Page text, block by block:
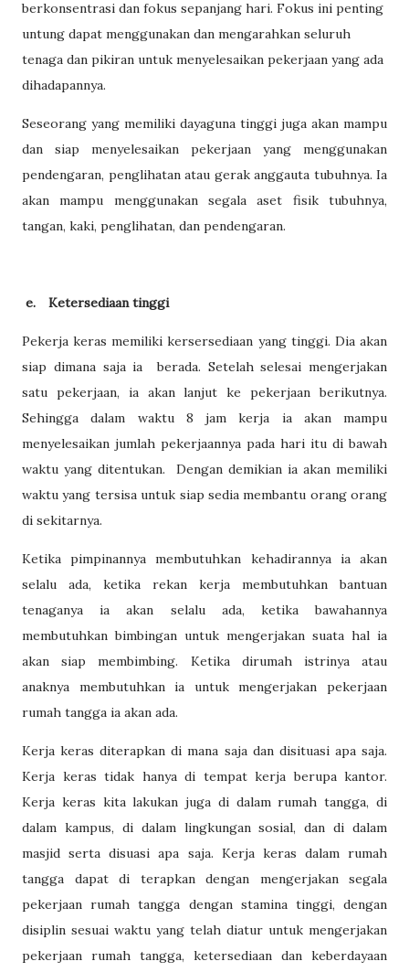
berkonsentrasi dan fokus sepanjang hari. Fokus ini penting
untung dapat menggunakan dan mengarahkan seluruh
tenaga dan pikiran untuk menyelesaikan pekerjaan yang ada
dihadapannya.
Seseorang yang memiliki dayaguna tinggi juga akan mampu
dan siap menyelesaikan pekerjaan yang menggunakan
pendengaran, penglihatan atau gerak anggauta tubuhnya. Ia
akan mampu menggunakan segala aset fisik tubuhnya,
tangan, kaki, penglihatan, dan pendengaran.
e. Ketersediaan tinggi
Pekerja keras memiliki kersersediaan yang tinggi. Dia akan
siap dimana saja ia
berada. Setelah selesai mengerjakan
satu pekerjaan, ia akan lanjut ke pekerjaan berikutnya.
Sehingga dalam waktu 8 jam kerja ia akan mampu
menyelesaikan jumlah pekerjaannya pada hari itu di bawah
waktu yang ditentukan.
Dengan demikian ia akan memiliki
waktu yang tersisa untuk siap sedia membantu orang orang
di sekitarnya.
Ketika pimpinannya membutuhkan kehadirannya ia akan
selalu ada, ketika rekan kerja membutuhkan bantuan
tenaganya ia akan selalu ada, ketika bawahannya
membutuhkan bimbingan untuk mengerjakan suata hal ia
akan siap membimbing. Ketika dirumah istrinya atau
anaknya membutuhkan ia untuk mengerjakan pekerjaan
rumah tangga ia akan ada.
Kerja keras diterapkan di mana saja dan disituasi apa saja.
Kerja keras tidak hanya di tempat kerja berupa kantor.
Kerja keras kita lakukan juga di dalam rumah tangga, di
dalam kampus, di dalam lingkungan sosial, dan di dalam
masjid serta disuasi apa saja. Kerja keras dalam rumah
tangga dapat di terapkan dengan mengerjakan segala
pekerjaan rumah tangga dengan stamina tinggi, dengan
disiplin sesuai waktu yang telah diatur untuk mengerjakan
pekerjaan rumah tangga, ketersediaan dan keberdayaan